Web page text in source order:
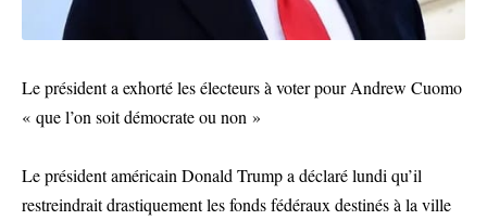
Le président a exhorté les électeurs à voter pour Andrew Cuomo
« que l’on soit démocrate ou non »
Le président américain Donald Trump a déclaré lundi qu’il
restreindrait drastiquement les fonds fédéraux destinés à la ville